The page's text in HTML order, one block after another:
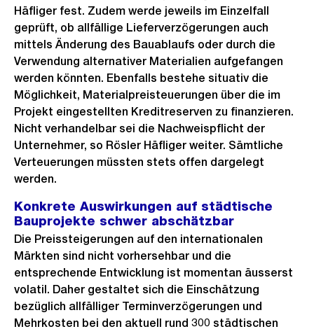
Häfliger fest. Zudem werde jeweils im Einzelfall
geprüft, ob allfällige Lieferverzögerungen auch
mittels Änderung des Bauablaufs oder durch die
Verwendung alternativer Materialien aufgefangen
werden könnten. Ebenfalls bestehe situativ die
Möglichkeit, Materialpreisteuerungen über die im
Projekt eingestellten Kreditreserven zu finanzieren.
Nicht verhandelbar sei die Nachweispflicht der
Unternehmer, so Rösler Häfliger weiter. Sämtliche
Verteuerungen müssten stets offen dargelegt
werden.
Konkrete Auswirkungen auf städtische
Bauprojekte schwer abschätzbar
Die Preissteigerungen auf den internationalen
Märkten sind nicht vorhersehbar und die
entsprechende Entwicklung ist momentan äusserst
volatil. Daher gestaltet sich die Einschätzung
bezüglich allfälliger Terminverzögerungen und
Mehrkosten bei den aktuell rund 300 städtischen